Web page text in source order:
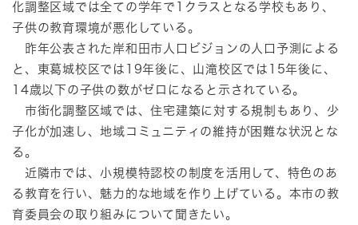
化調整区域では全ての学年で1クラスとなる学校もあり、
子供の教育環境が悪化している。
昨年公表された岸和田市人口ビジョンの人口予測による
と、東葛城校区では19年後に、山滝校区では15年後に、
14歳以下の子供の数がゼロになると示されている。
市街化調整区域では、住宅建築に対する規制もあり、少
子化が加速し、地域コミュニティの維持が困難な状況とな
る。
近隣市では、小規模特認校の制度を活用して、特色のあ
る教育を行い、魅力的な地域を作り上げている。本市の教
育委員会の取り組みについて聞きたい。